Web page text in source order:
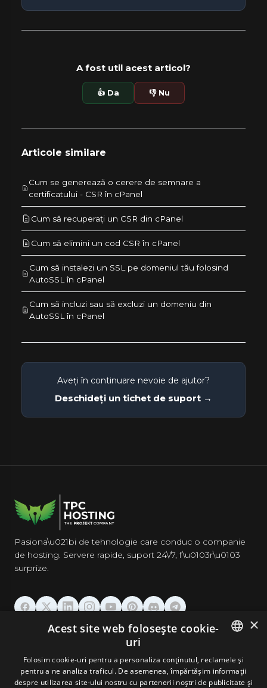
A fost util acest articol?
👍 Da 👎 Nu
Articole similare
Cum se generează o cerere de semnare a
certificatului - CSR în cPanel
Cum să recuperați un CSR din cPanel
Cum să elimini un cod CSR în cPanel
Cum să instalezi un SSL pe domeniul tău folosind
AutoSSL în cPanel
Cum să incluzi sau să excluzi un domeniu din
AutoSSL în cPanel
Aveți în continuare nevoie de ajutor?
Deschideți un tichet de suport →
Pasiona\u021bi de tehnologie care conduc o companie
de hosting. Servere rapide, suport 24\/7, f\u0103r\u0103
surprize.
GĂZDUIRE
DOMENII & EMAIL
ENGLISH
GERMAN
×
Acest site web folosește cookie-
uri
Folosim cookie-uri pentru a personaliza conținutul, reclamele și
pentru a ne analiza traficul. De asemenea, împărtășim informații
despre utilizarea site-ului nostru cu partenerii noștri de publicitate și